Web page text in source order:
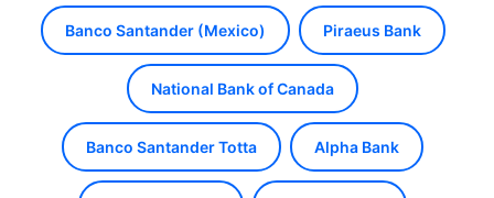
Banco Santander (Mexico) Piraeus Bank
National Bank of Canada
Banco Santander Totta Alpha Bank